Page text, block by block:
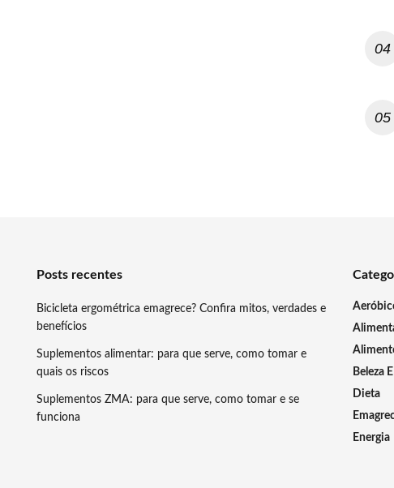
Posts recentes
Bicicleta ergométrica emagrece? Confira mitos, verdades e
benefícios
Suplementos alimentar: para que serve, como tomar e
quais os riscos
Suplementos ZMA: para que serve, como tomar e se
funciona
Beleza
Dieta
Energia